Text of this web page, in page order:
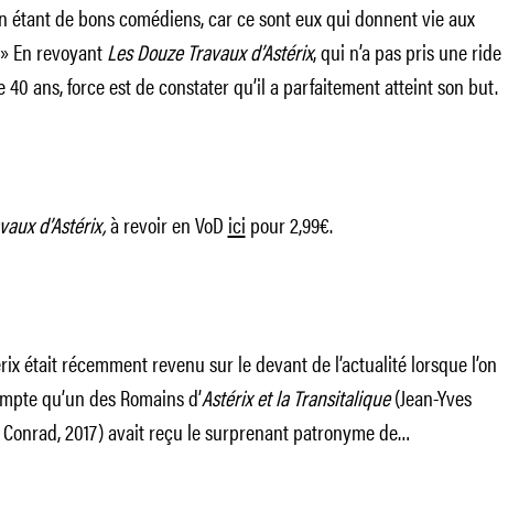
étant de bons comédiens, car ce sont eux qui donnent vie aux
En revoyantLes Douze Travaux d’Astérix, qui n’a pas pris une ride
40 ans, force est de constater qu’il a parfaitement atteint son but.
d’Astérix,à revoir en VoD ici pour 2,99€.
était récemment revenu sur le devant de l’actualité lorsque l’on
qu’un des Romains d’Astérix et la Transitalique(Jean-Yves
2017) avait reçu le surprenant patronyme de…